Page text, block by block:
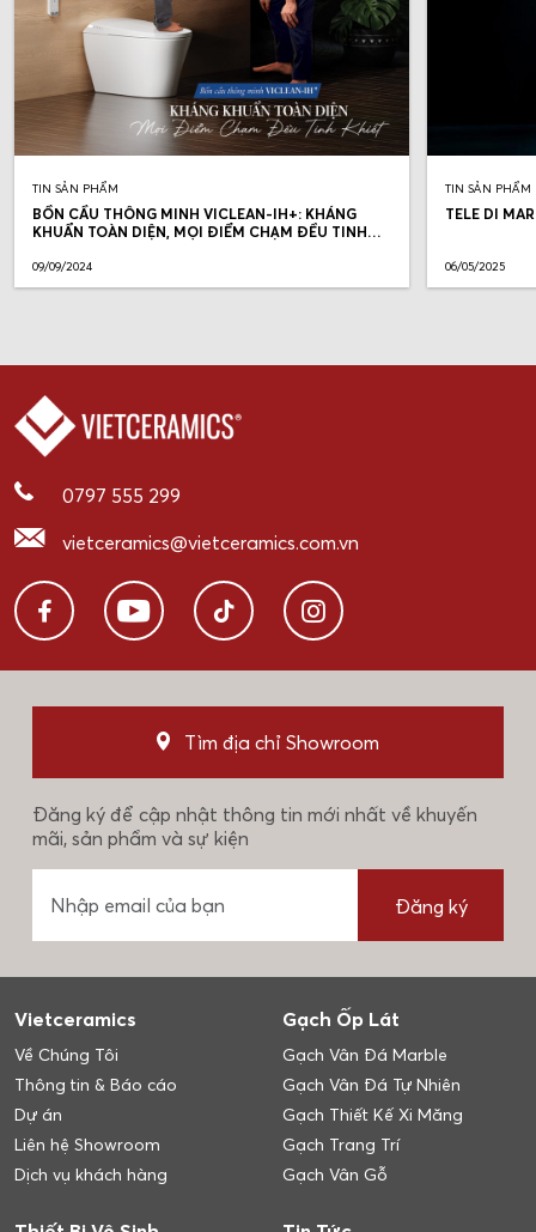
TIN SẢN PHẨM
BỒN CẦU THÔNG MINH VICLEAN-IH+: KHÁNG
KHUẨN TOÀN DIỆN, MỌI ĐIỂM CHẠM ĐỀU TINH
09/09/2024
TIN SẢN PHẨM
TELE DI
06/05/2025
0797 555 299
vietceramics@vietceramics.com.vn
Tìm địa chỉ Showroom
Đăng ký để cập nhật thông tin mới nhất về khuyến
mãi, sản phẩm và sự kiện
Đăng ký
Vietceramics
Về Chúng Tôi
Thông tin & Báo cáo
Dự án
Liên hệ Showroom
Dịch vụ khách hàng
Gạch Ốp Lát
Gạch Vân Đá Marble
Gạch Vân Đá Tự Nhiên
Gạch Thiết Kế Xi Măng
Gạch Trang Trí
Gạch Vân Gỗ